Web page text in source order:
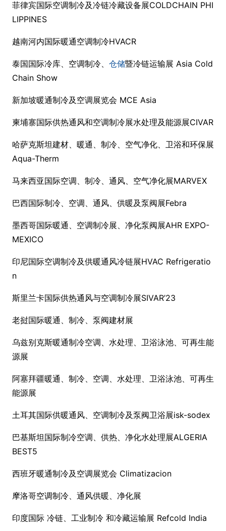
菲律宾国际空调制冷及冷链冷藏设备展COLDCHAIN PHI
LIPPINES
越南河内国际暖通空调制冷HVACR
泰国国际冷库、空调制冷、 仓储暨冷链运输展 Asia Cold
Chain Show
新加坡暖通制冷及空调展览会 MCE Asia
柬埔寨国际供热通风和空调制冷展水处理及能源展CIVAR
哈萨克斯坦建材、暖通、制冷、空气净化、卫浴和环保展
Aqua-Therm
马来西亚国际空调、制冷、通风、空气净化展MARVEX
巴西国际制冷、空调、通风、供暖及泵阀展Febra
墨西哥国际暖通、空调制冷展、净化泵阀展AHR EXPO-
MEXICO
印尼国际空调制冷及供暖通风冷链展HVAC Refrigeratio
n
斯里兰卡国际供热通风与空调制冷展SIVAR’23
老挝国际暖通、制冷、泵阀建材展
乌兹别克斯暖通制冷空调、水处理、卫浴泳池、可再生能
源展
阿塞拜疆暖通、制冷、空调、水处理、卫浴泳池、可再生
能源展
土耳其国际供暖通风、空调制冷及泵阀卫浴展isk-sodex
巴基斯坦国际制冷空调、供热、净化水处理展ALGERIA
BEST5
西班牙暖通制冷及空调展览会 Climatizacion
摩洛哥空调制冷、通风供暖、净化展
印度国际 冷链、工业制冷 和冷藏运输展 Refcold India